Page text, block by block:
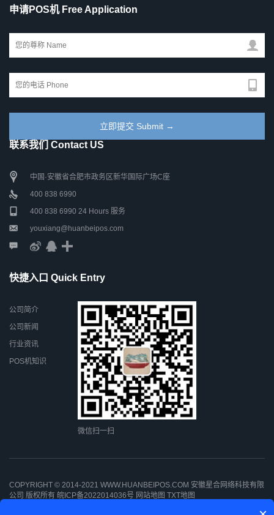
申请POS机 Free Application
联系我们 Contact US
中国·安徽省合肥市政务区新华国际广场C座
400 838 6990
400 838 6990 24 Hours 服务
youxiang@huanbeipos.com
快捷入口 Quick Entry
公司简介
公司新闻
行业资讯
POS机知识
微信扫一扫
COPYRIGHT © 2014-2021 WWW.HUANBEIPOS.COM 安徽星合网络科技有限
公司 版权所有 皖ICP备2022014036号 网站地图 TXT地图